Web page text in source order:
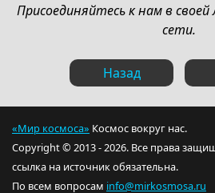
Присоединяйтесь к нам в
сети.
Назад
«Мир космоса» Космос вокруг нас.
Copyright © 2013 - 2026. Все права
ссылка на источник обязательна.
По всем вопросам info@mirkosmosa.ru